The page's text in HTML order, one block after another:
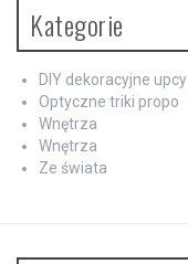
Kategorie
DIY dekoracyjne upcy
Optyczne triki propo
Wnętrza
Wnętrza
Ze świata